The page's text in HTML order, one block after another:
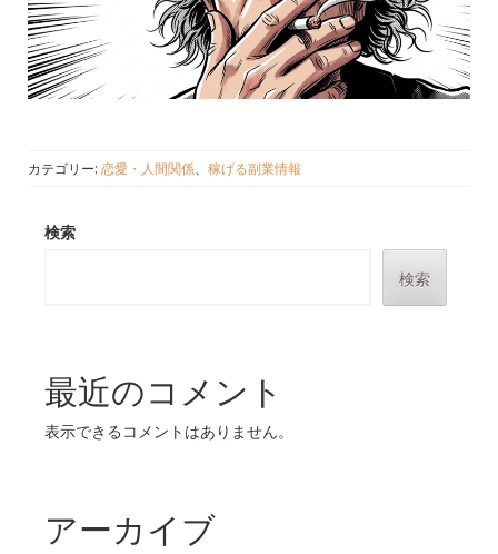
カテゴリー: 恋愛・人間関係、 稼げる副業情報
検索
検索
最近のコメント
表示できるコメントはありません。
アーカイブ